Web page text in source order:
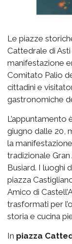
Le piazze
Cattedrale di Asti
manifestazione
Comitato Palio
cittadini e
gastronomiche
L’appuntamento
giugno dalle 20,
la
tradizionale
Busiard. I luoghi
piazza
Amico di
trasformati per
storia e cucina
In piazza